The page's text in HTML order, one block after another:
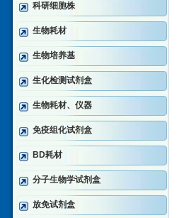
科研细胞株
生物耗材
生物培养基
生化检测试剂盒
生物耗材、仪器
免疫组化试剂盒
BD耗材
分子生物学试剂盒
放免试剂盒